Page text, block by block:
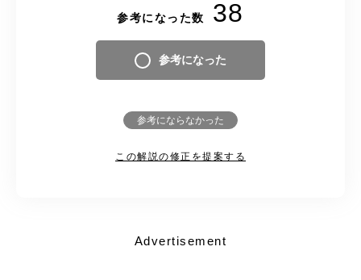
参考になった数 38
参考になった
参考にならなかった
この解説の修正を提案する
Advertisement